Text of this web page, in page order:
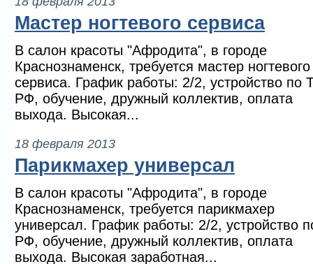
Мастер ногтевого сервиса
В салон красоты "Афродита", в городе
Краснознаменск, требуется мастер ногтевого
сервиса. График работы: 2/2, устройство по
РФ, обучение, дружный коллектив, оплата
выхода. Высокая...
18 февраля 2013
Парикмахер универсал
В салон красоты "Афродита", в городе
Краснознаменск, требуется парикмахер
универсал. График работы: 2/2, устройство
РФ, обучение, дружный коллектив, оплата
выхода. Высокая заработная...